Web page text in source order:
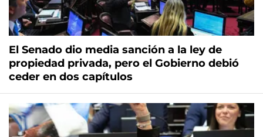
El Senado dio media sanción a la ley de
propiedad privada, pero el Gobierno debió
ceder en dos capítulos